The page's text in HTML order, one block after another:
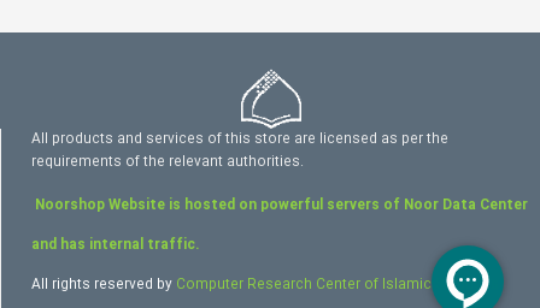
All products and services of this store are licensed as per the
requirements of the relevant authorities.
Noorshop Website is hosted on powerful servers of Noor Data Center
and has internal traffic.
All rights reserved by Computer Research Center of Islamic Sciences